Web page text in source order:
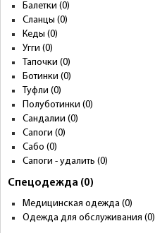
Балетки (0)
Сланцы (0)
Кеды (0)
Угги (0)
Тапочки (0)
Ботинки (0)
Туфли (0)
Полуботинки (0)
Сандалии (0)
Сапоги (0)
Сабо (0)
Сапоги - удалить (0)
Спецодежда (0)
Медицинская одежда (0)
Одежда для обслуживания (0)